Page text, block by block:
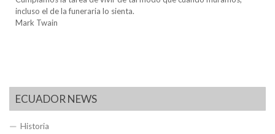
incluso el de la funeraria lo sienta.
Mark Twain
ECUADOR NEWS
Historia